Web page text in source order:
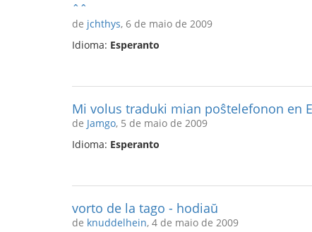
ˆˆ
de jchthys, 6 de maio de 2009
Idioma: Esperanto
Mi volus traduki mian poŝtelefonon en
de Jamgo, 5 de maio de 2009
Idioma: Esperanto
vorto de la tago - hodiaŭ
de knuddelhein, 4 de maio de 2009